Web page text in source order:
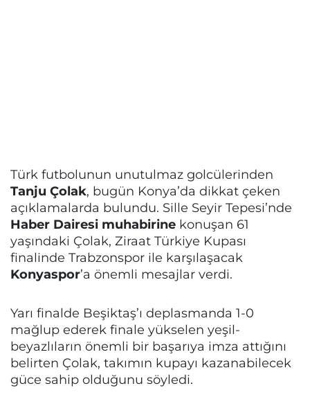
Türk futbolunun unutulmaz golcülerinden
Tanju Çolak, bugün Konya’da dikkat çeken
açıklamalarda bulundu. Sille Seyir Tepesi’nde
Haber Dairesi muhabirine konuşan 61
yaşındaki Çolak, Ziraat Türkiye Kupası
finalinde Trabzonspor ile karşılaşacak
Konyaspor’a önemli mesajlar verdi.
Yarı finalde Beşiktaş’ı deplasmanda 1-0
mağlup ederek finale yükselen yeşil-
beyazlıların önemli bir başarıya imza attığını
belirten Çolak, takımın kupayı kazanabilecek
güce sahip olduğunu söyledi.